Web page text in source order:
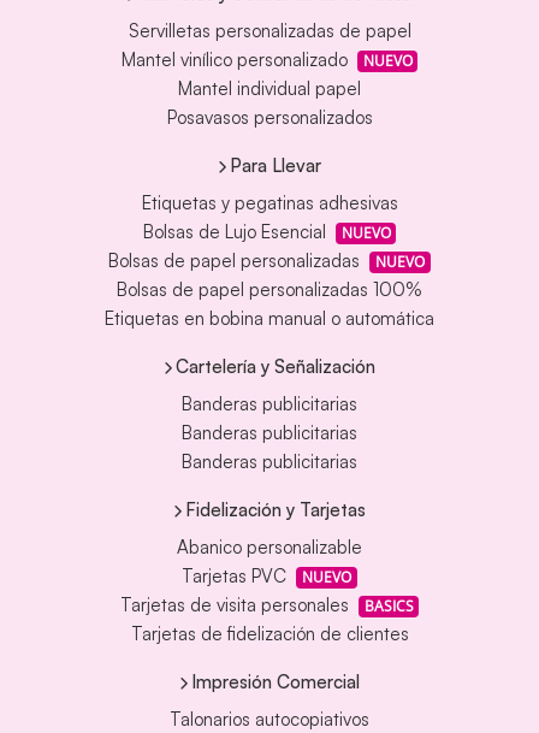
Servilletas personalizadas de papel
Mantel vinílico personalizado
NUEVO
Mantel individual papel
Posavasos personalizados
Para Llevar
Etiquetas y pegatinas adhesivas
Bolsas de Lujo Esencial
NUEVO
Bolsas de papel personalizadas NUEVO
Bolsas de papel personalizadas 100%
Etiquetas en bobina manual o automática
Cartelería y Señalización
Banderas publicitarias
Banderas publicitarias
Banderas publicitarias
Fidelización y Tarjetas
Abanico personalizable
Tarjetas PVC
NUEVO
Tarjetas de visita personales BASICS
Tarjetas de fidelización de clientes
Impresión Comercial
Talonarios autocopiativos